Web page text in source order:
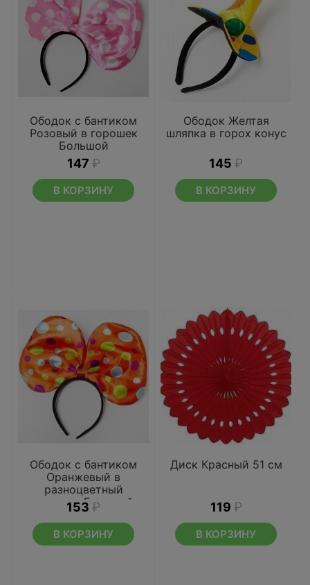
Ободок с бантиком
Розовый в горошек
Большой
147 ₽
В КОРЗИНУ
Ободок Желтая
шляпка в горох конус
145 ₽
В КОРЗИНУ
Ободок с бантиком
Оранжевый в
разноцветный
горошек Большой
153 ₽
В КОРЗИНУ
Диск Красный 51 см
119 ₽
В КОРЗИНУ